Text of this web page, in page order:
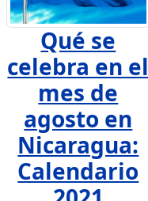
Qué se
celebra en el
mes de
agosto en
Nicaragua:
Calendario